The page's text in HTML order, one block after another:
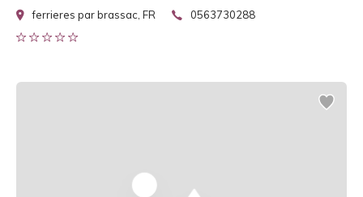
ferrieres par brassac, FR 0563730288